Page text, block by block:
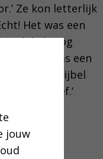
Ze kon letterlijk
Het was een
Ik heb nog
verhaal was een
kinderbijbel
perspectief.’
jouw